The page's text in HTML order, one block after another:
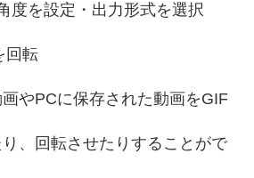
度を設定・出力形式を選択
回転
やPCに保存された動画をGIF
、回転させたりすることがで